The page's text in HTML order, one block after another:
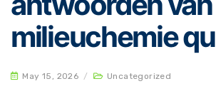
milieuchemie
May 15, 2026 / Uncategorized